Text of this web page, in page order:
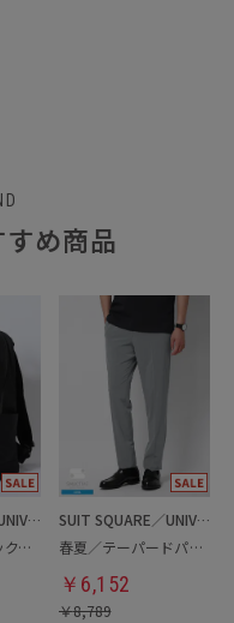
め商品
SUIT SQUARE／UNIVERSAL LANGUAGE
最高バッグ／バックパック
SUIT SQUARE／UNIVERSAL LANGUAGE
春夏／テーパードパンツ
￥ 6,152
￥8,789